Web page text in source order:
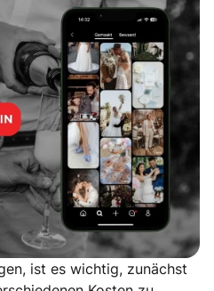
ist es wichtig, zunächst